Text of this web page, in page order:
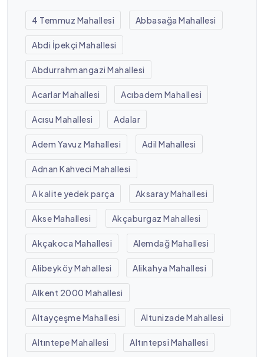
4 Temmuz Mahallesi Abbasağa Mahallesi
Abdi İpekçi Mahallesi
Abdurrahmangazi Mahallesi
Acarlar Mahallesi Acıbadem Mahallesi
Acısu Mahallesi Adalar
Adem Yavuz Mahallesi Adil Mahallesi
Adnan Kahveci Mahallesi
A kalite yedek parça Aksaray Mahallesi
Akse Mahallesi Akçaburgaz Mahallesi
Akçakoca Mahallesi Alemdağ Mahallesi
Alibeyköy Mahallesi Alikahya Mahallesi
Alkent 2000 Mahallesi
Altayçeşme Mahallesi Altunizade Mahallesi
Altıntepe Mahallesi Altıntepsi Mahallesi